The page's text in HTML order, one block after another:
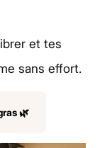
et tes
sans effort.
🌿